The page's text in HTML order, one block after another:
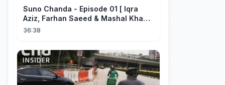
Suno Chanda - Episode 01 [ Iqra
Aziz, Farhan Saeed & Mashal Khan ]
- Funny Pakistani Drama - HUM TV
36:38